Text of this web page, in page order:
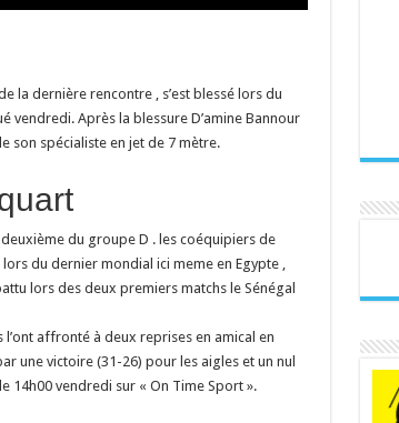
la dernière rencontre , s’est blessé lors du
Après la blessure D’amine Bannour
son spécialiste en jet de 7 mètre.
du groupe D . les coéquipiers de
du dernier mondial ici meme en Egypte ,
lors des deux premiers matchs le Sénégal
l’ont affronté à deux reprises en amical en
une victoire (31-26) pour les aigles et un nul
14h00 vendredi sur « On Time Sport ».